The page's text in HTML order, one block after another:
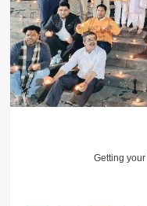
Getting your